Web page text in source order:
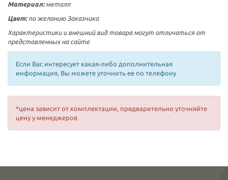
Материал:металл
Цвет: по желанию Заказчика
Характеристики и внешний вид товара могут отличаться от
представленных на сайте
Если Вас интересует какая-либо дополнительная
информация, Вы можете уточнить ее по телефону
*цена зависит от комплектации, предварительно уточняйте
цену у менеджеров